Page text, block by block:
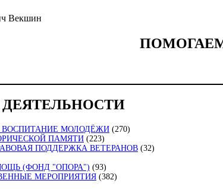
Векшин
МОЛОДЁЖИ (270)
ПАМЯТИ (223)
ПОДДЕРЖКА ВЕТЕРАНОВ (32)
(ФОНД "ОПОРА") (93)
МЕРОПРИЯТИЯ (382)